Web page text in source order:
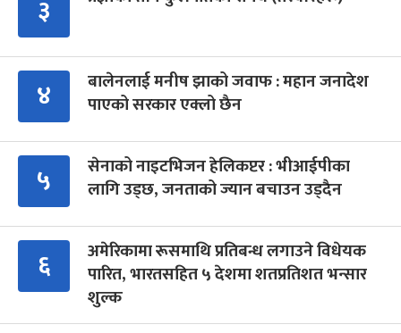
३
४
बालेनलाई मनीष झाको जवाफ : महान जनादेश
पाएको सरकार एक्लो छैन
५
सेनाको नाइटभिजन हेलिकप्टर : भीआईपीका
लागि उड्छ, जनताको ज्यान बचाउन उड्दैन
६
अमेरिकामा रूसमाथि प्रतिबन्ध लगाउने विधेयक
पारित, भारतसहित ५ देशमा शतप्रतिशत भन्सार
शुल्क